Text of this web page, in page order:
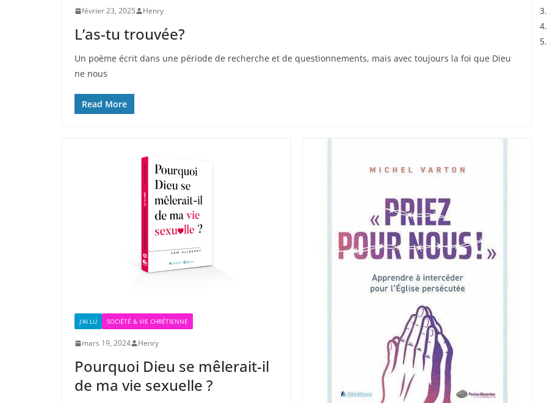
février 23, 2025 Henry
L’as-tu trouvée?
Un poème écrit dans une période de recherche et de questionnements, mais avec toujours la foi que Dieu
ne nous
Read More
J'AI LU SOCIÉTÉ & VIE CHRÉTIENNE
mars 19, 2024 Henry
Pourquoi Dieu se mêlerait-il
de ma vie sexuelle ?